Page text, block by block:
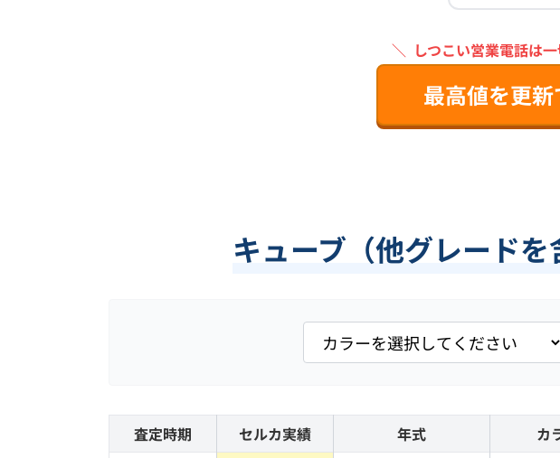
＼ しつこい営業電話は一
最高値を更
キューブ（他グレード
査定時期 セルカ実績 年式 カ